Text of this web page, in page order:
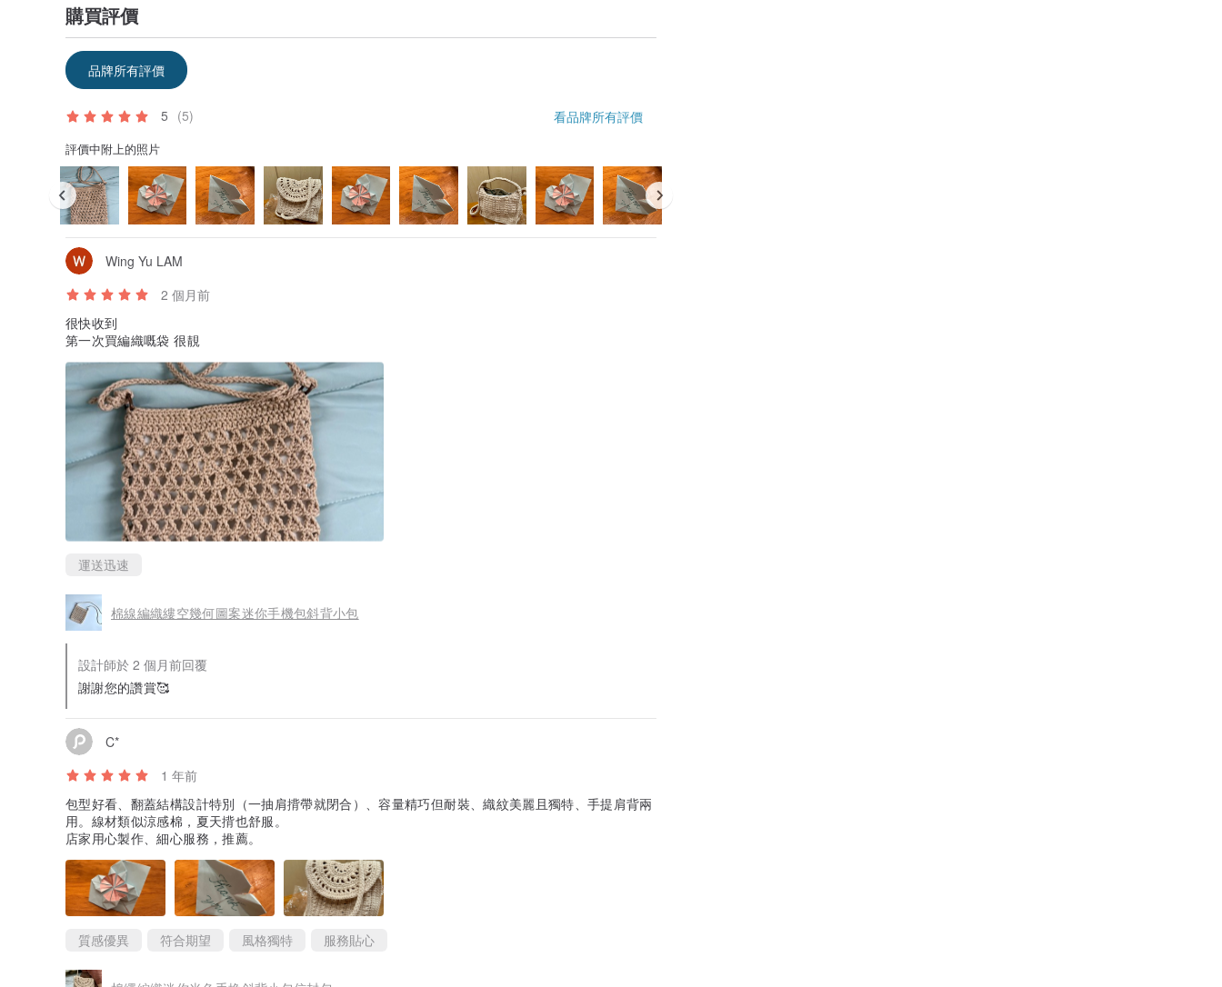
購買評價
品牌所有評價
5 (5) 看品牌所有評價
評價中附上的照片
Wing Yu LAM
2 個月前
很快收到
第一次買編織嘅袋 很靚
運送迅速
棉線編織縷空幾何圖案迷你手機包斜背小包
設計師於 2 個月前回覆
謝謝您的讚賞🥰
C*
1 年前
包型好看、翻蓋結構設計特別（一抽肩揹帶就閉合）、容量精巧但耐裝、織紋美麗且獨特、手提肩背兩
用。線材類似涼感棉，夏天揹也舒服。
店家用心製作、細心服務，推薦。
質感優異 符合期望 風格獨特 服務貼心